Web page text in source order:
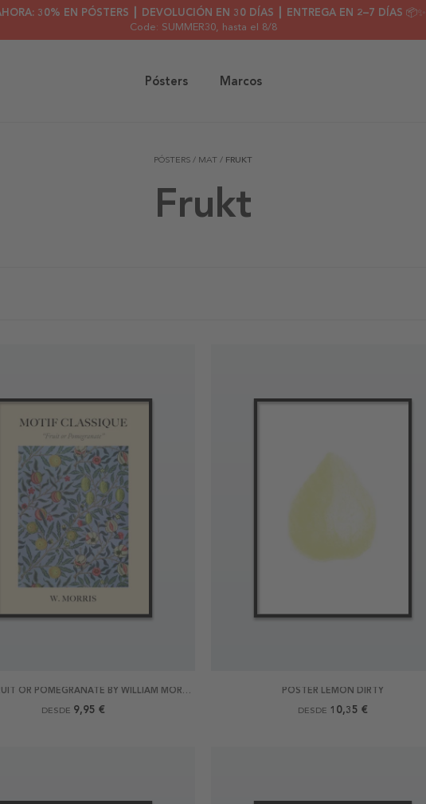
30% EN PÓSTERS ┃ DEVOLUCIÓN EN 30 DÍAS ┃ ENTREGA EN 2–7 DÍAS 📦✨
Code: SUMMER30, hasta el 8/8
Pósters Marcos
PÓSTERS / MAT / FRUKT
Frukt
POSTER FRUIT OR POMEGRANATE BY WILLIAM MORRIS
DESDE 9,95 €
POSTER LEMON DIRTY
DESDE 10,35 €